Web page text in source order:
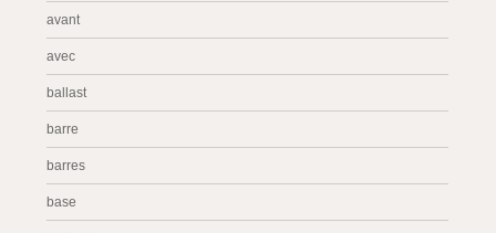
avant
avec
ballast
barre
barres
base